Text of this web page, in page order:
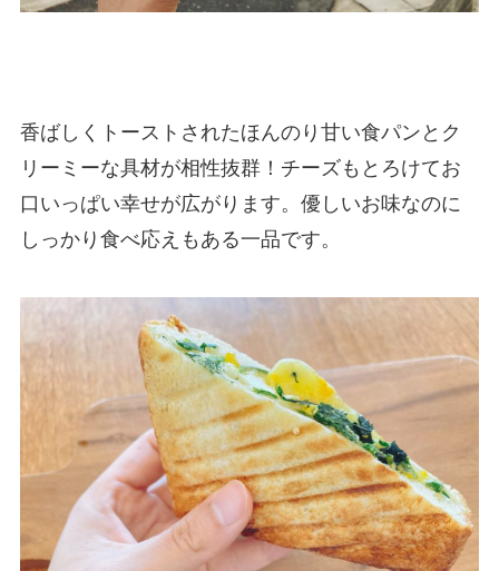
香ばしくトーストされたほんのり甘い食パンとク
リーミーな具材が相性抜群！チーズもとろけてお
口いっぱい幸せが広がります。優しいお味なのに
しっかり食べ応えもある一品です。